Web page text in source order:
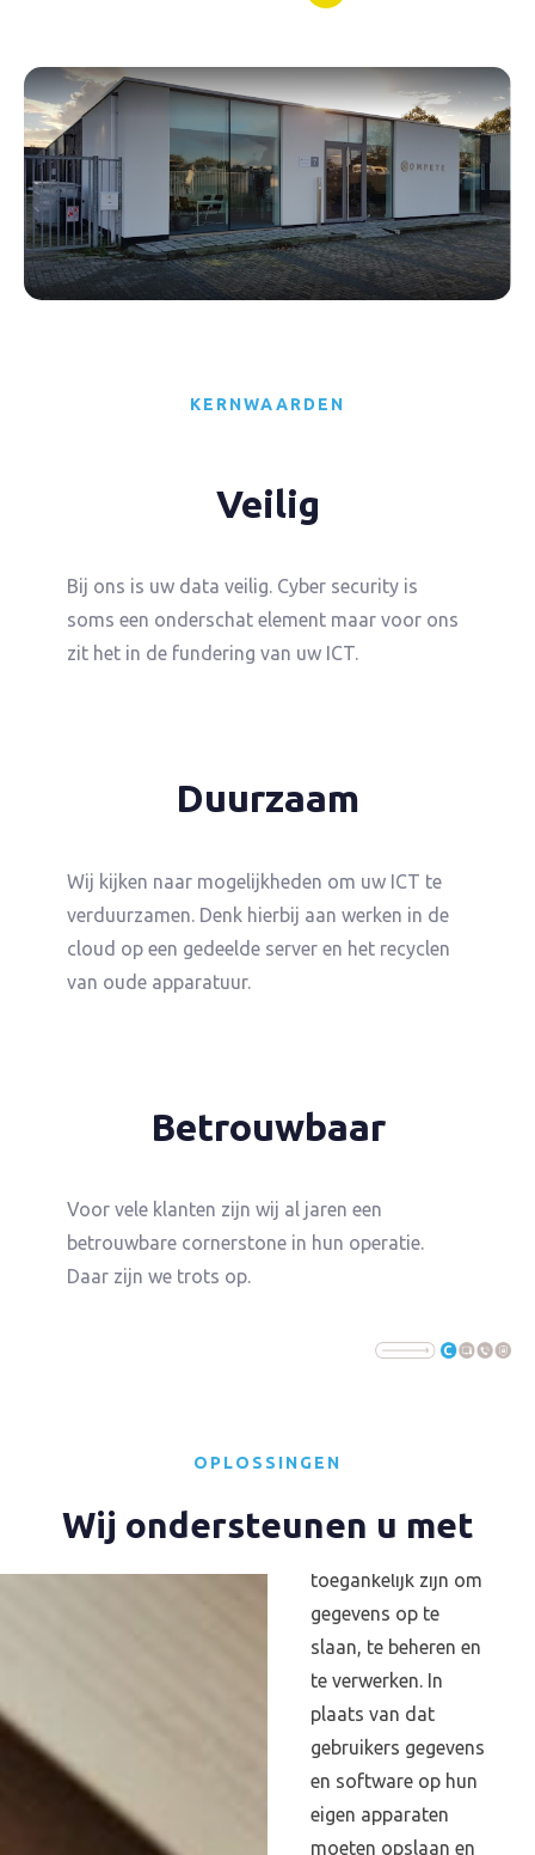
KERNWAARDEN
Veilig
Bij ons is uw data veilig. Cyber security is
soms een onderschat element maar voor ons
zit het in de fundering van uw ICT.
Duurzaam
Wij kijken naar mogelijkheden om uw ICT te
verduurzamen. Denk hierbij aan werken in de
cloud op een gedeelde server en het recyclen
van oude apparatuur.
Betrouwbaar
Voor vele klanten zijn wij al jaren een
betrouwbare cornerstone in hun operatie.
Daar zijn we trots op.
OPLOSSINGEN
Wij ondersteunen u met
van externe servers
toegankelijk zijn om
gegevens op te
slaan, te beheren en
te verwerken. In
plaats van dat
gebruikers gegevens
en software op hun
eigen apparaten
moeten opslaan en
van externe servers
toegankelijk zijn om
gegevens op te
slaan, te beheren en
te verwerken. In
plaats van dat
gebruikers gegevens
en software op hun
eigen apparaten
moeten opslaan en